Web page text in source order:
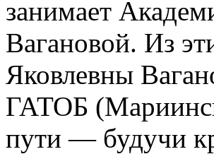
занимает
Вагановой. Из
Яковлевны
ГАТОБ
пути — будучи